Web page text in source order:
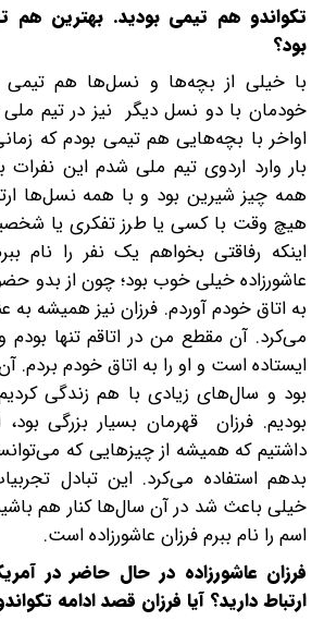
تکواندو هم تیمی بودید. بهترین
بود؟
با خیلی از بچه‌ها و نسل‌ها هم
خودمان با دو نسل دیگر نیز در تیم
اواخر با بچه‌هایی هم تیمی بودم که
بار وارد اردوی تیم ملی شدم این نفرات
همه چیز شیرین بود و با همه نسل‌ها
هیچ وقت با کسی یا طرز تفکری یا
اینکه رفاقتی بخواهم یک نفر را نام
عاشورزاده خیلی خوب بود؛ چون از بدو حضور
به اتاق خودم آوردم. فرزان نیز همیشه به
می‌کرد. آن مقطع من در اتاقم تنها بودم
بود و سال‌های زیادی با هم زندگی
بودیم. فرزان قهرمان بسیار بزرگی
داشتیم که همیشه از چیزهایی که
بدهم استفاده می‌کرد. این تبادل
خیلی باعث شد در آن سال‌ها کنار هم
اسم را نام ببرم فرزان عاشورزاده است.
فرزان عاشورزاده در حال حاضر در
ارتباط دارید؟ آیا فرزان قصد ادامه